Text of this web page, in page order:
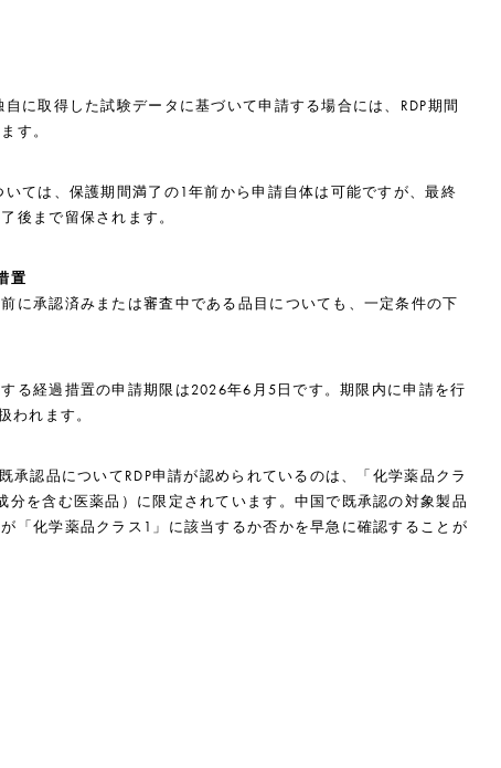
に取得した試験データに基づいて申請する場合には、RDP期間
す。
ては、保護期間満了の1年前から申請自体は可能ですが、最終
後まで留保されます。
置
に承認済みまたは審査中である品目についても、一定条件の下
る経過措置の申請期限は2026年6月5日です。期限内に申請を行
われます。
承認品についてRDP申請が認められているのは、「化学薬品クラ
分を含む医薬品）に限定されています。中国で既承認の対象製品
「化学薬品クラス1」に該当するか否かを早急に確認することが